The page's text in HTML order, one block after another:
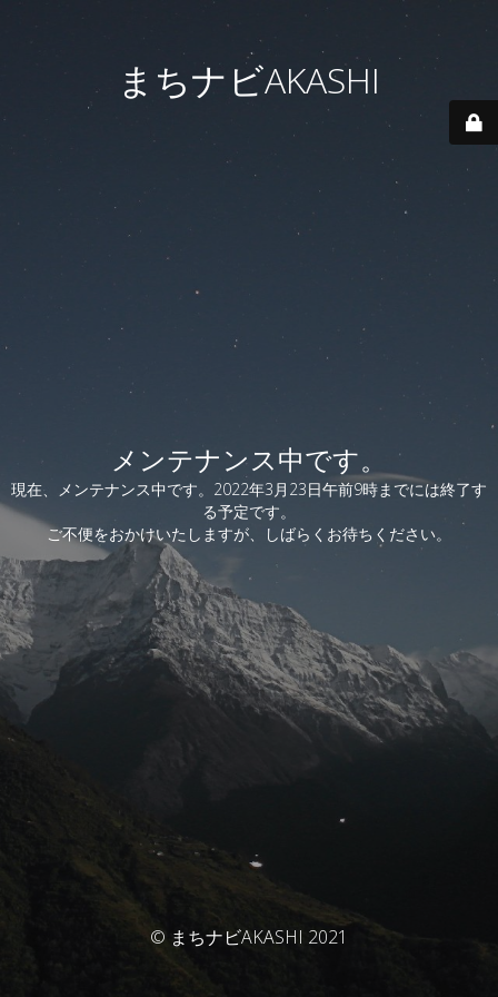
まちナビAKASHI
メンテナンス中です。
現在、メンテナンス中です。2022年3月23日午前9時までには終了す
る予定です。
ご不便をおかけいたしますが、しばらくお待ちください。
© まちナビAKASHI 2021